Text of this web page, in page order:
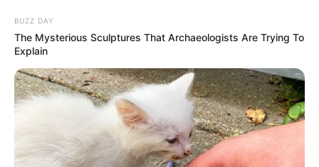
HOME
SERIES
BUZZ DAY
The Mysterious Sculptures That Archaeologists Are Trying To
Explain